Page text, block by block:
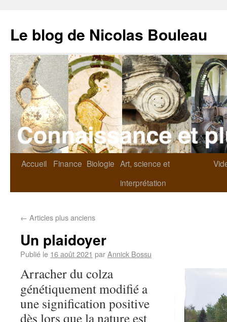
Le blog de Nicolas Bouleau
Accueil Finance Biologie Art, science et
interprétation
← Articles plus anciens
Un plaidoyer
Publié le 16 août 2021 parAnnick Bossu
Arracher du colza
génétiquement modifié a
une signification positive
dès lors que la nature est